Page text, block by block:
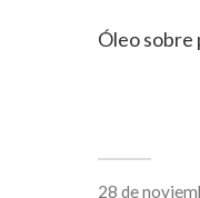
Óleo sobre
28 de